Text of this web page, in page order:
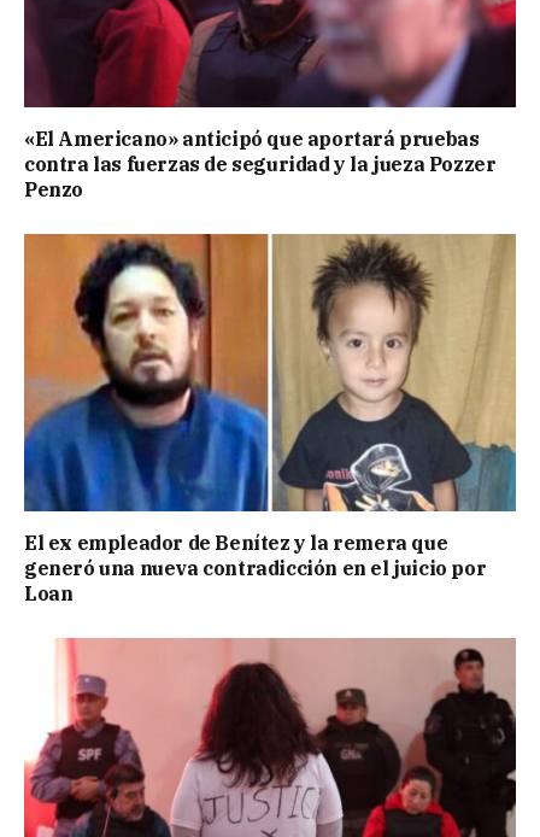
«El Americano» anticipó que aportará pruebas
contra las fuerzas de seguridad y la jueza Pozzer
Penzo
El ex empleador de Benítez y la remera que
generó una nueva contradicción en el juicio por
Loan